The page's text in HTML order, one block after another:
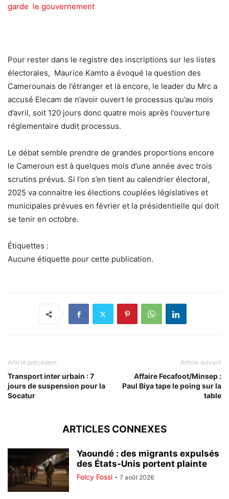
garde le gouvernement
Pour rester dans le registre des inscriptions sur les listes
électorales, Maurice Kamto a évoqué la question des
Camerounais de l’étranger et là encore, le leader du Mrc a
accusé Elecam de n’avoir ouvert le processus qu’au mois
d’avril, soit 120 jours donc quatre mois après l’ouverture
réglementaire dudit processus.
Le débat semble prendre de grandes proportions encore
le Cameroun est à quelques mois d’une année avec trois
scrutins prévus. Si l’on s’en tient au calendrier électoral,
2025 va connaitre les élections couplées législatives et
municipales prévues en février et la présidentielle qui doit
se tenir en octobre.
Étiquettes :
Aucune étiquette pour cette publication.
Article précédent
Transport inter urbain : 7
jours de suspension pour la
Socatur
Article suivant
Affaire Fecafoot/Minsep :
Paul Biya tape le poing sur la
table
ARTICLES CONNEXES
Yaoundé : des migrants expulsés
des États-Unis portent plainte
Felcy Fossi - 7 août 2026